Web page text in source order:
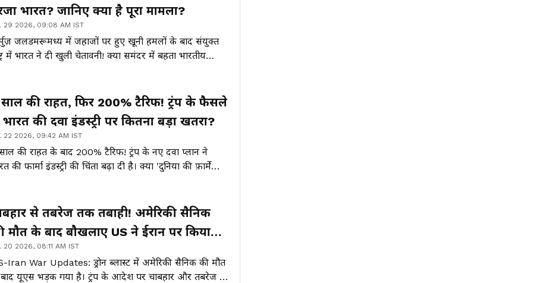
भारत? जानिए क्या है पूरा मामला?
29 2026, 09:08 AM IST
जलडमरूमध्य में जहाजों पर हुए खूनी हमलों के बाद संयुक्त
में भारत ने दी खुली चेतावनी! क्या समंदर में बहता भारतीय
की राहत, फिर 200% टैरिफ! ट्रंप के फैसले
की दवा इंडस्ट्री पर कितना बड़ा खतरा?
22 2026, 09:42 AM IST
की राहत के बाद 200% टैरिफ! ट्रंप के नए दवा प्लान ने
की फार्मा इंडस्ट्री की चिंता बढ़ा दी है। क्या 'दुनिया की फ़ार्मेसी'
से तबरेज तक तबाही! अमेरिकी सैनिक
मौत के बाद बौखलाए US ने ईरान पर किया
बड़ा हमला?
20 2026, 08:11 AM IST
Iran War Updates: ड्रोन ब्लास्ट में अमेरिकी सैनिक की मौत
यूएस भड़क गया है। ट्रंप के आदेश पर चाबहार और तबरेज में